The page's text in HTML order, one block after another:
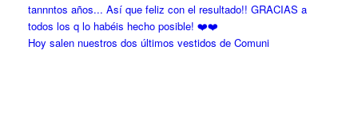
Hoy salen nuestros dos últimos vestidos de Comuni